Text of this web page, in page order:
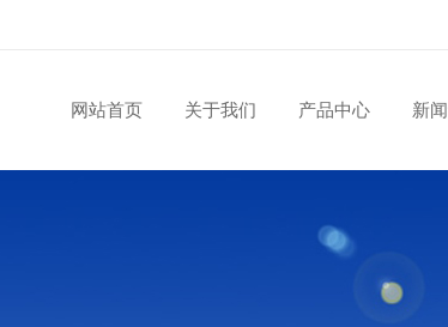
网站首页 关于我们 产品中心 新